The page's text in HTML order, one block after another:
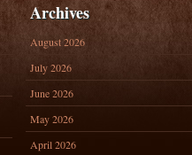
Archives
August 2026
July 2026
June 2026
May 2026
April 2026